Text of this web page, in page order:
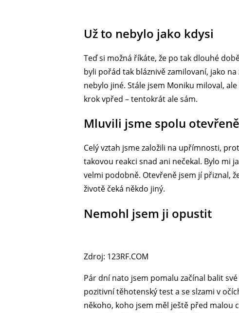
Už to nebylo jako kdysi
Teď si možná říkáte, že po tak dlouhé
byli pořád tak bláznivě zamilovaní, jako
nebylo jiné. Stále jsem Moniku miloval,
krok vpřed – tentokrát ale sám.
Mluvili jsme spolu otevřeně
Celý vztah jsme založili na upřímnosti,
takovou reakci snad ani nečekal. Bylo mi
velmi podobně. Otevřeně jsem jí přiznal,
životě čeká někdo jiný.
Nemohl jsem ji opustit
Zdroj: 123RF.COM
Pár dní nato jsem pomalu začínal balit
pozitivní těhotenský test a se slzami v
někoho, koho jsem měl ještě před malou